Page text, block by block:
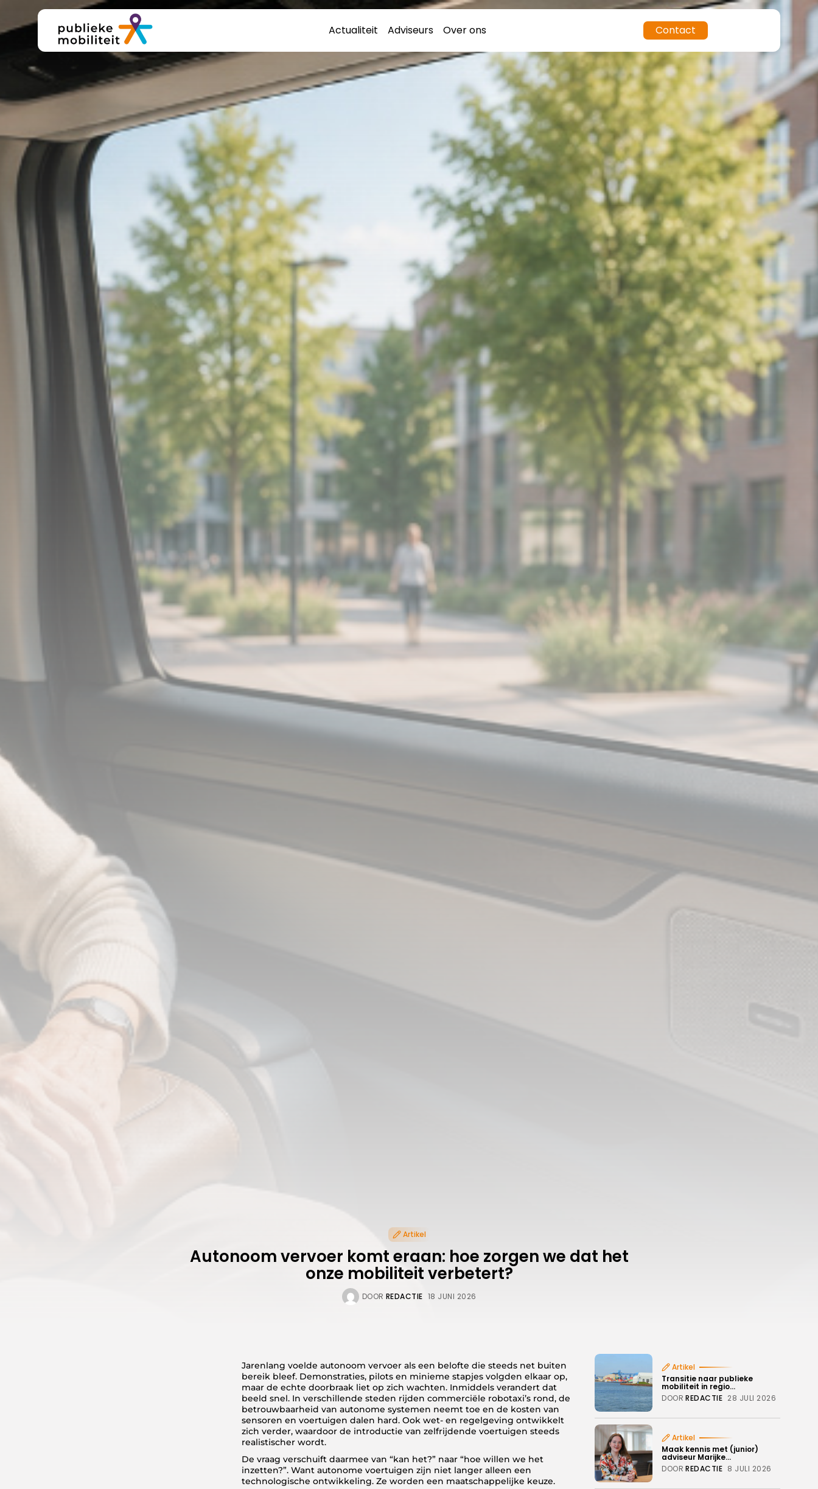
Actualiteit Adviseurs Over ons Contact
Artikel
Autonoom vervoer komt eraan: hoe zorgen we dat het
onze mobiliteit verbetert?
DOOR REDACTIE 18 JUNI 2026
Artikel
Transitie naar publieke
mobiliteit in regio...
DOOR REDACTIE 28 JULI 2026
Artikel
Maak kennis met (junior)
adviseur Marijke...
DOOR REDACTIE 8 JULI 2026
Jarenlang voelde autonoom vervoer als een belofte die steeds net buiten
bereik bleef. Demonstraties, pilots en minieme stapjes volgden elkaar op,
maar de echte doorbraak liet op zich wachten. Inmiddels verandert dat
beeld snel. In verschillende steden rijden commerciële robotaxi’s rond, de
betrouwbaarheid van autonome systemen neemt toe en de kosten van
sensoren en voertuigen dalen hard. Ook wet- en regelgeving ontwikkelt
zich verder, waardoor de introductie van zelfrijdende voertuigen steeds
realistischer wordt.
De vraag verschuift daarmee van “kan het?” naar “hoe willen we het
inzetten?”. Want autonome voertuigen zijn niet langer alleen een
technologische ontwikkeling. Ze worden een maatschappelijke keuze.